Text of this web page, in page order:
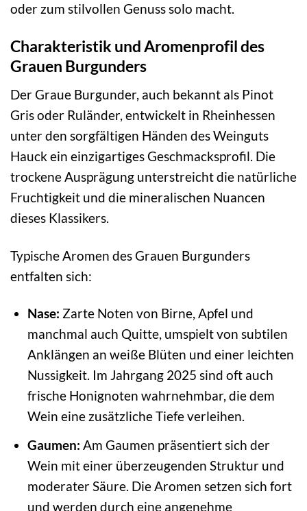
oder zum stilvollen Genuss solo macht.
Charakteristik und Aromenprofil des
Grauen Burgunders
Der Graue Burgunder, auch bekannt als Pinot
Gris oder Ruländer, entwickelt in Rheinhessen
unter den sorgfältigen Händen des Weinguts
Hauck ein einzigartiges Geschmacksprofil. Die
trockene Ausprägung unterstreicht die natürliche
Fruchtigkeit und die mineralischen Nuancen
dieses Klassikers.
Typische Aromen des Grauen Burgunders
entfalten sich:
Nase: Zarte Noten von Birne, Apfel und
manchmal auch Quitte, umspielt von subtilen
Anklängen an weiße Blüten und einer leichten
Nussigkeit. Im Jahrgang 2025 sind oft auch
frische Honignoten wahrnehmbar, die dem
Wein eine zusätzliche Tiefe verleihen.
Gaumen: Am Gaumen präsentiert sich der
Wein mit einer überzeugenden Struktur und
moderater Säure. Die Aromen setzen sich fort
und werden durch eine angenehme